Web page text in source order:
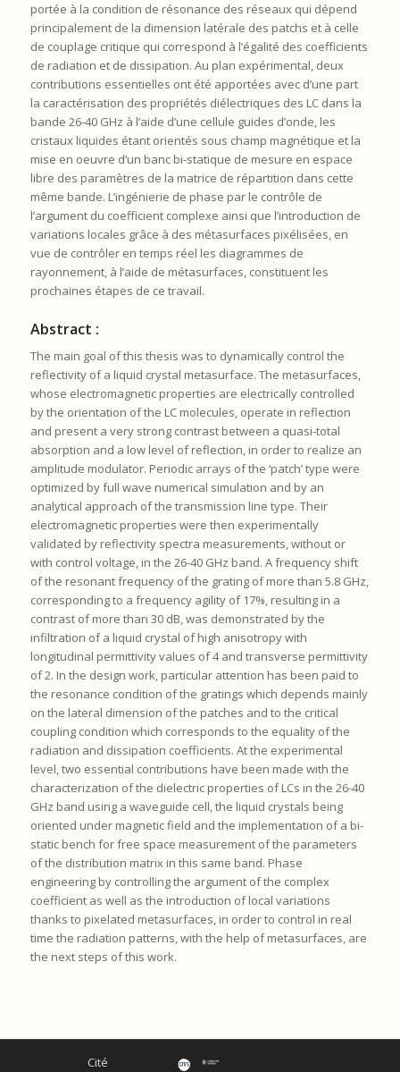
portée à la condition de résonance des réseaux qui dépend
principalement de la dimension latérale des patchs et à celle
de couplage critique qui correspond à l’égalité des coefficients
de radiation et de dissipation. Au plan expérimental, deux
contributions essentielles ont été apportées avec d’une part
la caractérisation des propriétés diélectriques des LC dans la
bande 26-40 GHz à l’aide d’une cellule guides d’onde, les
cristaux liquides étant orientés sous champ magnétique et la
mise en oeuvre d’un banc bi-statique de mesure en espace
libre des paramètres de la matrice de répartition dans cette
même bande. L’ingénierie de phase par le contrôle de
l’argument du coefficient complexe ainsi que l’introduction de
variations locales grâce à des métasurfaces pixélisées, en
vue de contrôler en temps réel les diagrammes de
rayonnement, à l’aide de métasurfaces, constituent les
prochaines étapes de ce travail.
Abstract :
The main goal of this thesis was to dynamically control the
reflectivity of a liquid crystal metasurface. The metasurfaces,
whose electromagnetic properties are electrically controlled
by the orientation of the LC molecules, operate in reflection
and present a very strong contrast between a quasi-total
absorption and a low level of reflection, in order to realize an
amplitude modulator. Periodic arrays of the ‘patch’ type were
optimized by full wave numerical simulation and by an
analytical approach of the transmission line type. Their
electromagnetic properties were then experimentally
validated by reflectivity spectra measurements, without or
with control voltage, in the 26-40 GHz band. A frequency shift
of the resonant frequency of the grating of more than 5.8 GHz,
corresponding to a frequency agility of 17%, resulting in a
contrast of more than 30 dB, was demonstrated by the
infiltration of a liquid crystal of high anisotropy with
longitudinal permittivity values of 4 and transverse permittivity
of 2. In the design work, particular attention has been paid to
the resonance condition of the gratings which depends mainly
on the lateral dimension of the patches and to the critical
coupling condition which corresponds to the equality of the
radiation and dissipation coefficients. At the experimental
level, two essential contributions have been made with the
characterization of the dielectric properties of LCs in the 26-40
GHz band using a waveguide cell, the liquid crystals being
oriented under magnetic field and the implementation of a bi-
static bench for free space measurement of the parameters
of the distribution matrix in this same band. Phase
engineering by controlling the argument of the complex
coefficient as well as the introduction of local variations
thanks to pixelated metasurfaces, in order to control in real
time the radiation patterns, with the help of metasurfaces, are
the next steps of this work.
Cité